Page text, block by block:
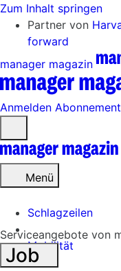
Zum Inhalt springen
Partner von
forward
manager magazin
Anmelden Abonnement
öffnen
Menü
Schlagzeilen
Mobilität
Tech
Serviceangebote von
Job